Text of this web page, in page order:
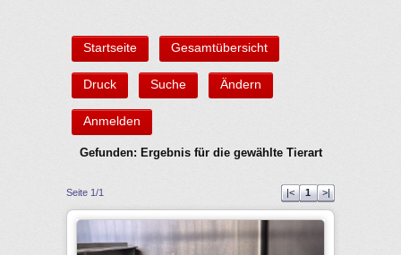
Startseite Gesamtübersicht
Druck Suche Ändern
Anmelden
Gefunden: Ergebnis für die gewählte Tierart
Seite 1/1 |< 1 >|